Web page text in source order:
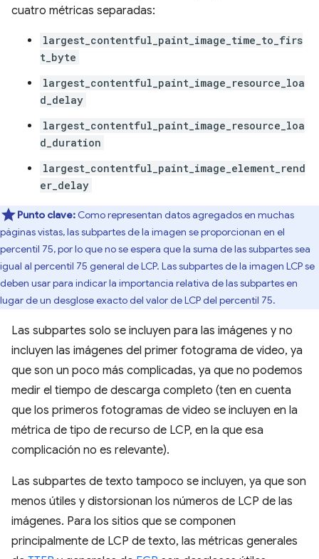
cuatro métricas separadas:
largest_contentful_paint_image_time_to_firs
t_byte
largest_contentful_paint_image_resource_loa
d_delay
largest_contentful_paint_image_resource_loa
d_duration
largest_contentful_paint_image_element_rend
er_delay
Punto clave: Como representan datos agregados en muchas
páginas vistas, las subpartes de la imagen se proporcionan en el
percentil 75, por lo que no se espera que la suma de las subpartes sea
igual al percentil 75 general de LCP. Las subpartes de la imagen LCP se
deben usar para indicar la importancia relativa de las subpartes en
lugar de un desglose exacto del valor de LCP del percentil 75.
Las subpartes solo se incluyen para las imágenes y no
incluyen las imágenes del primer fotograma de video, ya
que son un poco más complicadas, ya que no podemos
medir el tiempo de descarga completo (ten en cuenta
que los primeros fotogramas de video se incluyen en la
métrica de tipo de recurso de LCP, en la que esa
complicación no es relevante).
Las subpartes de texto tampoco se incluyen, ya que son
menos útiles y distorsionan los números de LCP de las
imágenes. Para los sitios que se componen
principalmente de LCP de texto, las métricas generales